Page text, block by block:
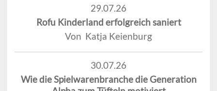
29.07.26
Rofu Kinderland erfolgreich saniert
Von Katja Keienburg
30.07.26
Wie die Spielwarenbranche die Generation